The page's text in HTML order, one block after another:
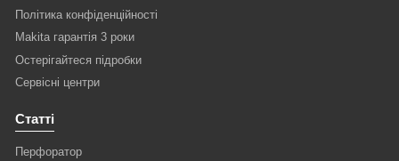
Політика конфіденційності
Makita гарантія 3 роки
Остерігайтеся підробки
Сервісні центри
Статті
Перфоратор